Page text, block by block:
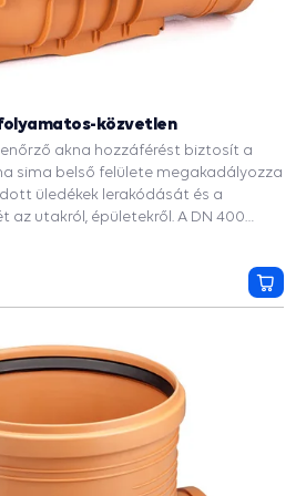
közvetlen
akna hozzáférést biztosít a
sima belső felülete megakadályozza
üledékek lerakódását és a
az utakról, épületekről. A DN 400
160 bemenettel rendelkezik. Ez
még egy DN 315-ös
kg teherbírású burkolatot. A kötések